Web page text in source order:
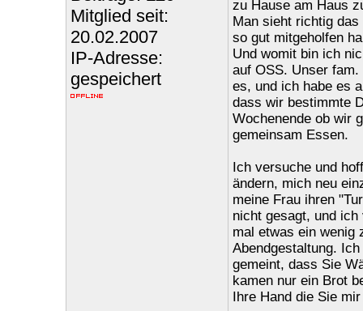
Mitglied seit:
20.02.2007
IP-Adresse:
gespeichert
zu Hause am Haus
Man sieht richtig
so gut mitgeholfen
Und womit bin ich
auf OSS. Unser
es, und ich habe es
dass wir bestimmte
Wochenende ob wir
gemeinsam Essen.
Ich versuche und
ändern, mich neu
meine Frau ihren
nicht gesagt, und
mal etwas ein wenig
Abendgestaltung.
gemeint, dass Sie
kamen nur ein Brot
Ihre Hand die Sie